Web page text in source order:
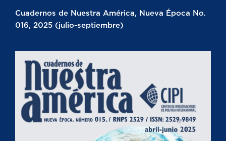
Cuadernos de Nuestra América, Nueva Época No.
016, 2025 (julio-septiembre)